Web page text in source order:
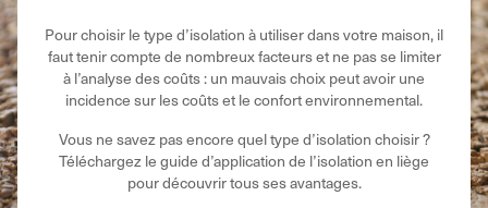
Pour choisir le type d’isolation à utiliser dans votre maison, il
faut tenir compte de nombreux facteurs et ne pas se limiter
à l’analyse des coûts : un mauvais choix peut avoir une
incidence sur les coûts et le confort environnemental.
Vous ne savez pas encore quel type d’isolation choisir ?
Téléchargez le guide d’application de l’isolation en liège
pour découvrir tous ses avantages.